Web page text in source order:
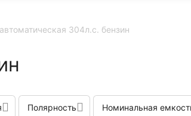
304л.с. бензин
Полярность Номинальная